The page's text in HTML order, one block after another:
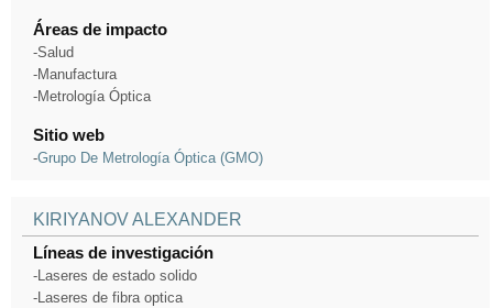
Áreas de impacto
-Salud
-Manufactura
-Metrología Óptica
Sitio web
-Grupo De Metrología Óptica (GMO)
KIRIYANOV ALEXANDER
Líneas de investigación
-Laseres de estado solido
-Laseres de fibra optica